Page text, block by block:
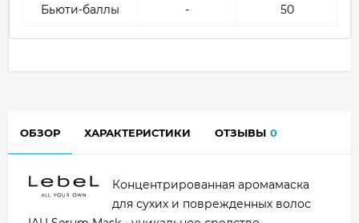
Бьюти-баллы - 50
ОБЗОР ХАРАКТЕРИСТИКИ ОТЗЫВЫ 0
Концентрированная аромамаска
для сухих и поврежденных волос